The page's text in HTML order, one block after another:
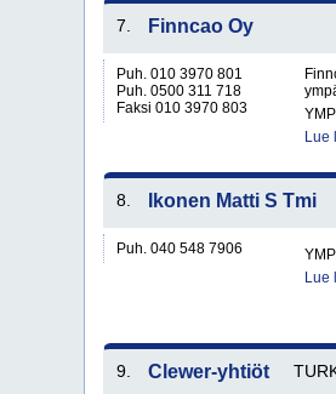
7. Finncao Oy
Puh. 010 3970 801
Puh. 0500 311 718
Faksi 010 3970 803
Lue
8. Ikonen Matti S Tmi
Puh. 040 548 7906
Lue
9. Clewer-yhtiöt